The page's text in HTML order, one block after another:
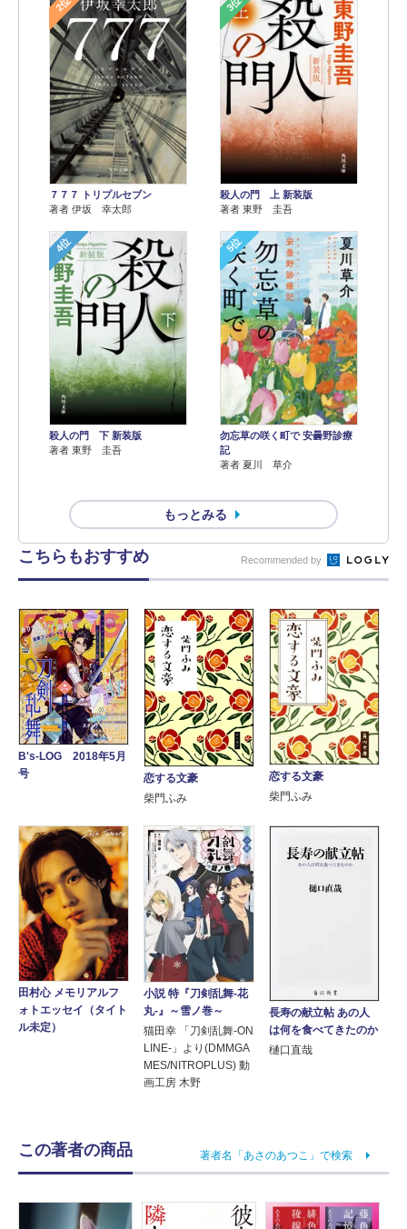
2位
７７７ トリプルセブン
著者 伊坂 幸太郎
3位
殺人の門 上 新装版
著者 東野 圭吾
4位
殺人の門 下 新装版
著者 東野 圭吾
5位
勿忘草の咲く町で 安曇野診療
記
著者 夏川 草介
もっとみる
こちらもおすすめ Recommended by
B's-LOG 2018年5月
号
恋する文豪
柴門ふみ
恋する文豪
柴門ふみ
田村心 メモリアルフ
ォトエッセイ（タイト
ル未定）
小説 特『刀剣乱舞-花
丸-』～雪ノ巻～
猫田幸 「刀剣乱舞-ON
LINE-」より(DMMGA
MES/NITROPLUS) 動
画工房 木野
長寿の献立帖 あの人
は何を食べてきたのか
樋口直哉
この著者の商品 著者名「あさのあつこ」で検索